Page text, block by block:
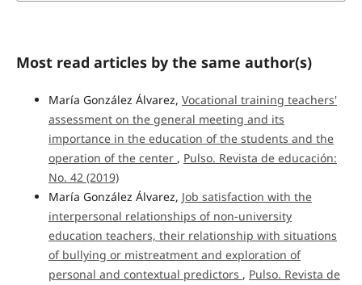
Most read articles by the same author(s)
María González Álvarez, Vocational training teachers'
assessment on the general meeting and its
importance in the education of the students and the
operation of the center , Pulso. Revista de educación:
No. 42 (2019)
María González Álvarez, Job satisfaction with the
interpersonal relationships of non-university
education teachers, their relationship with situations
of bullying or mistreatment and exploration of
personal and contextual predictors , Pulso. Revista de